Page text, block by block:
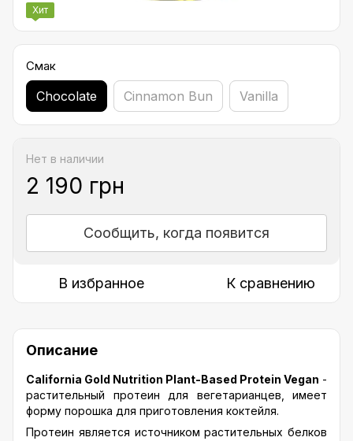
Хит
Смак
Chocolate Cinnamon Bun Vanilla
Нет в наличии
2 190 грн
Сообщить, когда появится
В избранное К сравнению
Описание
California Gold Nutrition Plant-Based Protein Vegan -
растительный протеин для вегетарианцев, имеет
форму порошка для приготовления коктейля.
Протеин является источником растительных белков